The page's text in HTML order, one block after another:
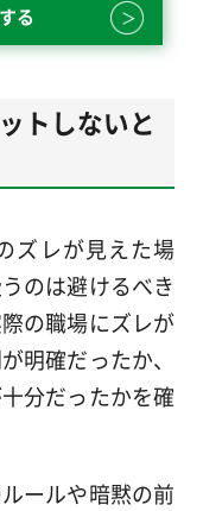
る
トしないと
ズレが見えた場
のは避けるべき
の職場にズレが
明確だったか、
分だったかを確
ールや暗黙の前